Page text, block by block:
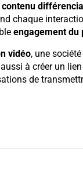
contenu
chaque
engagement du
vidéo, une
à créer un
de